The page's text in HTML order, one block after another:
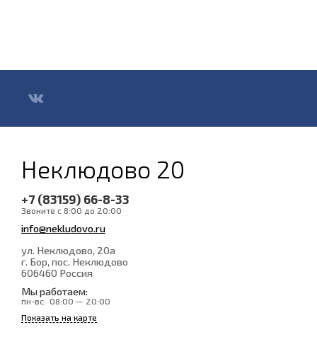
Неклюдово 20
+7 (83159) 66-8-33
Звоните с 8:00 до 20:00
info@nekludovo.ru
ул. Неклюдово, 20а
г. Бор, пос. Неклюдово
606460 Россия
Мы работаем:
пн-вс: 08:00 — 20:00
Показать на карте